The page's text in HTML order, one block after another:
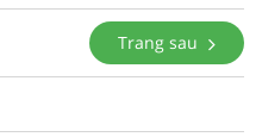
Trang sau